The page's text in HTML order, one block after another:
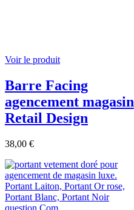
Voir le produit
Barre Facing
agencement magasin
Retail Design
38,00 €